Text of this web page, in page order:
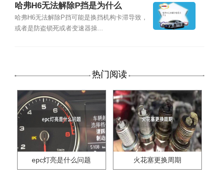
哈弗H6无法解除P挡是为什么
哈弗H6无法解除P挡可能是换挡机构卡滞导致，
或者是防盗锁死或者变速器操...
热门阅读
epc灯亮是什么问题 火花塞更换周期